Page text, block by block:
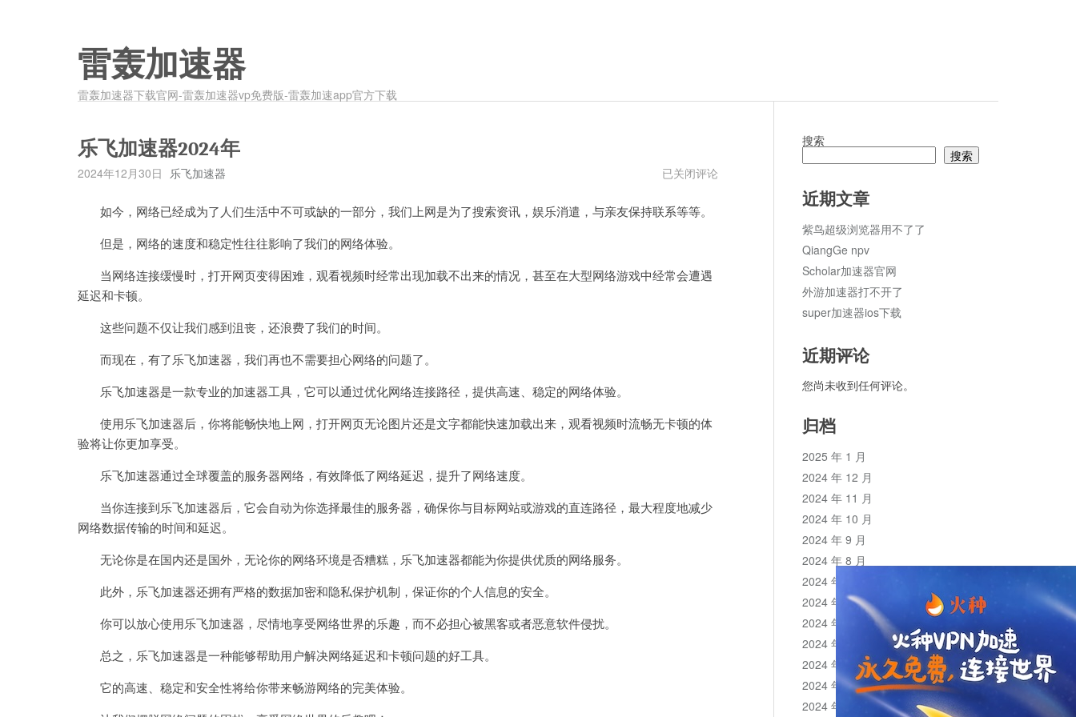
雷轰加速器
雷轰加速器下载官网-雷轰加速器vp免费版-雷轰加速app官方下载
乐飞加速器2024年
2024年12月30日 乐飞加速器
乐
速
已关闭评论
如今，网络已经成为了人们生活中不可或缺的一部分，我们上网是为了搜索资讯，娱乐消遣，与亲友保持联系等等。
但是，网络的速度和稳定性往往影响了我们的网络体验。
当网络连接缓慢时，打开网页变得困难，观看视频时经常出现加载不出来的情况，甚至在大型网络游戏中经常会遭遇
延迟和卡顿。
这些问题不仅让我们感到沮丧，还浪费了我们的时间。
而现在，有了乐飞加速器，我们再也不需要担心网络的问题了。
乐飞加速器是一款专业的加速器工具，它可以通过优化网络连接路径，提供高速、稳定的网络体验。
使用乐飞加速器后，你将能畅快地上网，打开网页无论图片还是文字都能快速加载出来，观看视频时流畅无卡顿的体
验将让你更加享受。
乐飞加速器通过全球覆盖的服务器网络，有效降低了网络延迟，提升了网络速度。
当你连接到乐飞加速器后，它会自动为你选择最佳的服务器，确保你与目标网站或游戏的直连路径，最大程度地减少
网络数据传输的时间和延迟。
无论你是在国内还是国外，无论你的网络环境是否糟糕，乐飞加速器都能为你提供优质的网络服务。
此外，乐飞加速器还拥有严格的数据加密和隐私保护机制，保证你的个人信息的安全。
你可以放心使用乐飞加速器，尽情地享受网络世界的乐趣，而不必担心被黑客或者恶意软件侵扰。
总之，乐飞加速器是一种能够帮助用户解决网络延迟和卡顿问题的好工具。
它的高速、稳定和安全性将给你带来畅游网络的完美体验。
搜索
搜索
近期文章
紫鸟超级浏览器用不了了
QiangGe npv
Scholar加速器官网
外游加速器打不开了
super加速器ios下载
近期评论
您尚未收到任何评论。
归档
2025 年 1 月
2024 年 12 月
2024 年 11 月
2024 年 10 月
2024 年 9 月
2024 年 8 月
2024 年 7 月
2024 年 6 月
2024 年 5 月
2024 年 4 月
2024 年 3 月
2024 年 2 月
2024 年 1 月